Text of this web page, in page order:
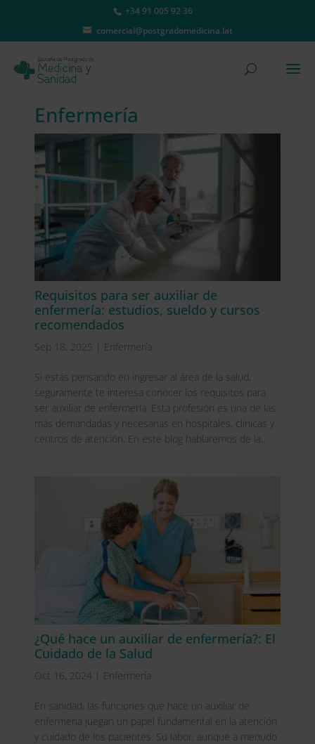
+34 91 005 92 36
comercial@postgradomedicina.lat
Enfermería
Requisitos para ser auxiliar de
enfermería: estudios, sueldo y cursos
recomendados
Sep 18, 2025 Enfermería
Si estás pensando en ingresar al área de la salud,
seguramente te interesa conocer los requisitos para
ser auxiliar de enfermería. Esta profesión es una de las
más demandadas y necesarias en hospitales, clínicas y
centros de atención. En este blog hablaremos de la...
¿Qué hace un auxiliar de enfermería?: El
Cuidado de la Salud
Oct 16, 2024 Enfermería
En sanidad, las funciones que hace un auxiliar de
enfermería juegan un papel fundamental en la atención
y cuidado de los pacientes. Su labor, aunque a menudo